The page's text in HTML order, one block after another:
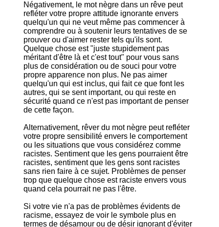
Négativement, le mot nègre dans un rêve peut
refléter votre propre attitude ignorante envers
quelqu'un qui ne veut même pas commencer à
comprendre ou à soutenir leurs tentatives de se
prouver ou d'aimer rester tels qu'ils sont.
Quelque chose est "juste stupidement pas
méritant d'être là et c'est tout" pour vous sans
plus de considération ou de souci pour votre
propre apparence non plus. Ne pas aimer
quelqu'un qui est inclus, qui fait ce que font les
autres, qui se sent important, ou qui reste en
sécurité quand ce n'est pas important de penser
de cette façon.
Alternativement, rêver du mot nègre peut refléter
votre propre sensibilité envers le comportement
ou les situations que vous considérez comme
racistes. Sentiment que les gens pourraient être
racistes, sentiment que les gens sont racistes
sans rien faire à ce sujet. Problèmes de penser
trop que quelque chose est raciste envers vous
quand cela pourrait ne pas l'être.
Si votre vie n'a pas de problèmes évidents de
racisme, essayez de voir le symbole plus en
termes de désamour ou de désir ignorant d'éviter